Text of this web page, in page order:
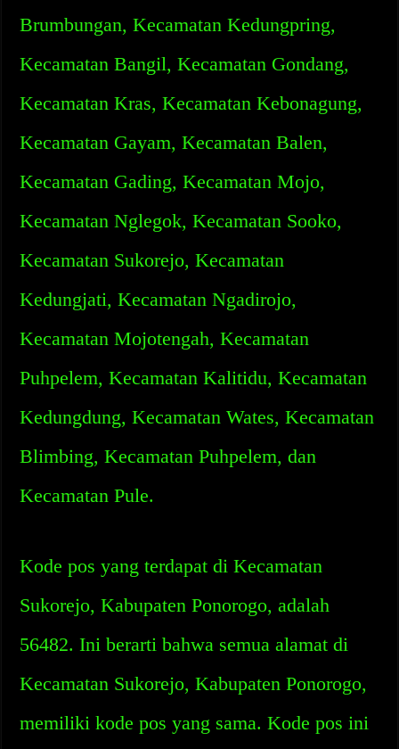
Brumbungan, Kecamatan Kedungpring,
Kecamatan Bangil, Kecamatan Gondang,
Kecamatan Kras, Kecamatan Kebonagung,
Kecamatan Gayam, Kecamatan Balen,
Kecamatan Gading, Kecamatan Mojo,
Kecamatan Nglegok, Kecamatan Sooko,
Kecamatan Sukorejo, Kecamatan
Kedungjati, Kecamatan Ngadirojo,
Kecamatan Mojotengah, Kecamatan
Puhpelem, Kecamatan Kalitidu, Kecamatan
Kedungdung, Kecamatan Wates, Kecamatan
Blimbing, Kecamatan Puhpelem, dan
Kecamatan Pule.
Kode pos yang terdapat di Kecamatan
Sukorejo, Kabupaten Ponorogo, adalah
56482. Ini berarti bahwa semua alamat di
Kecamatan Sukorejo, Kabupaten Ponorogo,
memiliki kode pos yang sama. Kode pos ini